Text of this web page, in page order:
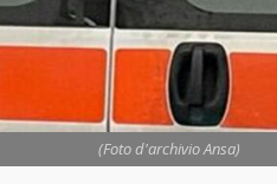
(Foto d'archivio Ansa)